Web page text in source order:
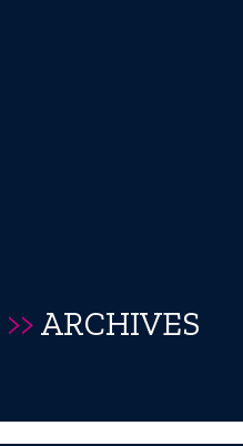
>>ARCHIVES